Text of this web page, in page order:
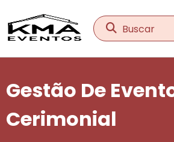
Buscar
Gestão De
Cerimonial